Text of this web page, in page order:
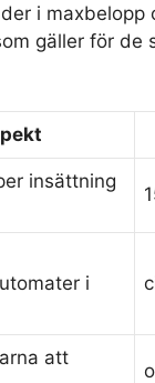
i maxbelopp
gäller för de
insättning
i
att